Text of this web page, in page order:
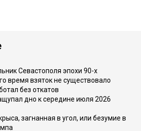
Севастополя эпохи 90-х
время взяток не существовало
без откатов
дно к середине июля 2026
загнанная в угол, или безумие в